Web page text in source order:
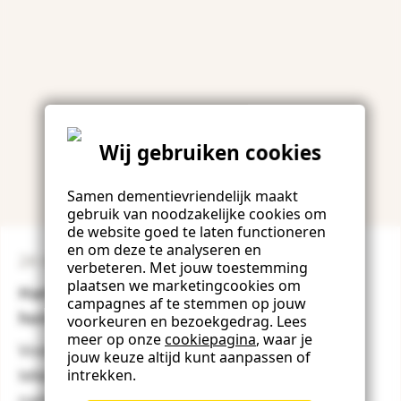
Wij gebruiken cookies
Samen dementievriendelijk maakt
gebruik van noodzakelijke cookies om
de website goed te laten functioneren
en om deze te analyseren en
verbeteren. Met jouw toestemming
plaatsen we marketingcookies om
campagnes af te stemmen op jouw
voorkeuren en bezoekgedrag. Lees
meer op onzecookiepagina, waar je
jouw keuze altijd kunt aanpassen of
intrekken.
Hartelijk dank aan alle dementievriendelijke
horecagelegenheden!
24 november 2021
Voor ons stond de afgelopen periode in het
teken van de horeca. Op 7 oktober ging